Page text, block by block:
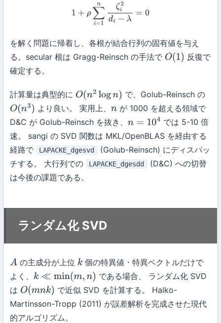
1 ∑i=1 2di
を解く問題に帰着し、各根が結合行列の固有値を与え
る。secular 根は Gragg-Reinsch の手法で O(1)
反復で
確定する。
計算量は典型的に O(n2logn)
で、Golub-Reinsch の
O(n3) より良い。 実用上、 nが 1000 を超える領域で
D&C が Golub-Reinsch を抜き、 n=10 4
では 5-10 倍
速。 sangi の SVD 関数は MKL/OpenBLAS を経由する
経路で
LAPACKE_dgesvd
(Golub-Reinsch) にディスパッ
チする。 大行列での
LAPACKE_dgesdd
(D&C) への切替
は今後の課題である。
ランダム化 SVD
A の主成分が上位 k 個の特異値・特異ベクトルだけで
よく、 k≪min(m,n)
である場合、 ランダム化 SVD
は O(mnk)
で近似 SVD を計算する。 Halko-
Martinsson-Tropp (2011) が誤差解析を完成させた現代
的アルゴリズム。